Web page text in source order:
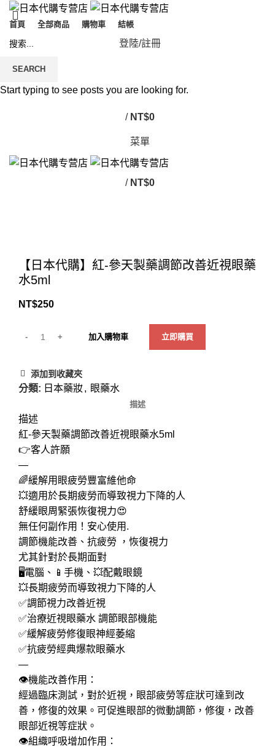
首頁 全部商品 購物車 結帳
登陸/註冊
/ NT$0
菜單
/ NT$0
【日本代購】紅-參天製藥調節改善近視眼藥
水5ml
NT$250
加入購物車 立即購買
添加到收藏夾
分類: 日本藥妝, 眼藥水
描述
描述
紅-參天製藥調節改善近視眼藥水5ml
👉客人許願
—
🌈緩解用眼疲勞豐富維他命
💥適用於長期疲勞而導致視力下降的人
舒緩眼周緊張恢復視力😍
無任何副作用！安心使用.
調節機能改善、抗疲勞 ，恢復視力
尤其針對於長期面對
🖥電腦、📱手機、💥配戴眼鏡
💥長期疲勞而導致視力下降的人
✅調節視力改善近視
✅治療近視眼藥水 調節眼部機能
✅緩解疲勞修復眼神經萎縮
✅抗疲勞經典爆款眼藥水
—
👁️機能改善作用：
經過臨床測試，對於近視，眼部疲勞等症狀可達到改
善，修復的效果。可促進眼部的微動調節，修復，改善
眼部近視等症狀。
👁️組織呼吸增加作用：
SEARCH
Start typing to see posts you are looking for.